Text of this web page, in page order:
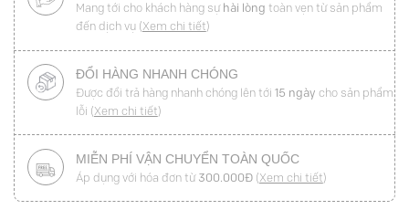
Mang tới cho khách hàng sự hài lòng toàn vẹn từ sản phẩm
đến dịch vụ (Xem chi tiết)
ĐỔI HÀNG NHANH CHÓNG
Được đổi trả hàng nhanh chóng lên tới 15 ngày cho sản phẩm
lỗi (Xem chi tiết)
MIỄN PHÍ VẬN CHUYỂN TOÀN QUỐC
Áp dụng với hóa đơn từ 300.000Đ(Xem chi tiết)